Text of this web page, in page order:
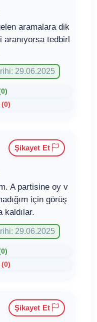
aramalara dik
tedbirl
29.06.2025
0)
(0)
A partisine oy v
için görüş
kaldılar.
29.06.2025
0)
(0)
Şikayet Et
Şikayet Et